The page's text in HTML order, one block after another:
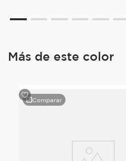
Más de este color
Comparar